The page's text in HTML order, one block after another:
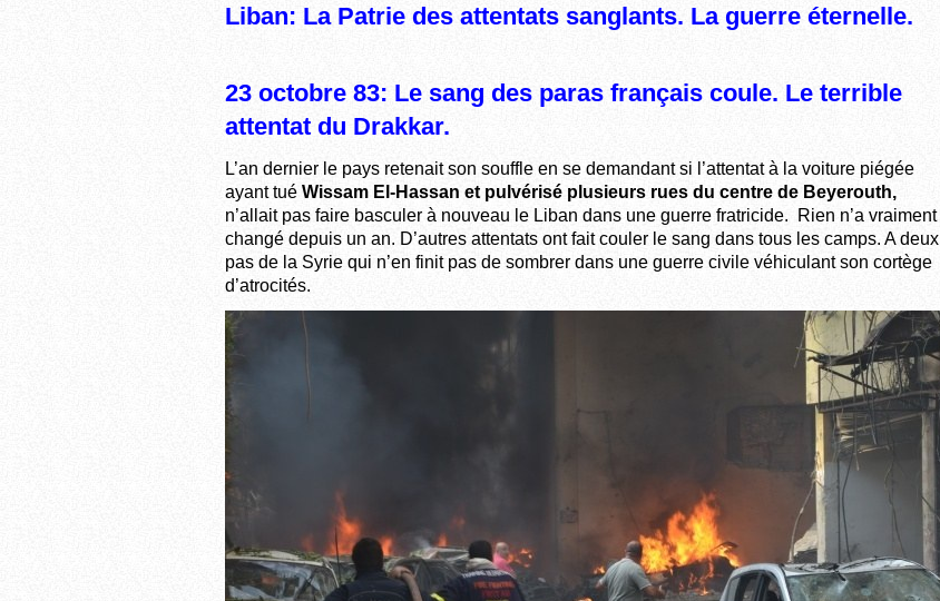
Liban: La Patrie des attentats sanglants. La guerre éternelle.
23 octobre 83: Le sang des paras français coule. Le terrible
attentat du Drakkar.
L’an dernier le pays retenait son souffle en se demandant si l’attentat à la voiture piégée
ayant tué Wissam El-Hassan et pulvérisé plusieurs rues du centre de Beyerouth,
n’allait pas faire basculer à nouveau le Liban dans une guerre fratricide. Rien n’a vraiment
changé depuis un an. D’autres attentats ont fait couler le sang dans tous les camps. A deux
pas de la Syrie qui n’en finit pas de sombrer dans une guerre civile véhiculant son cortège
d’atrocités.